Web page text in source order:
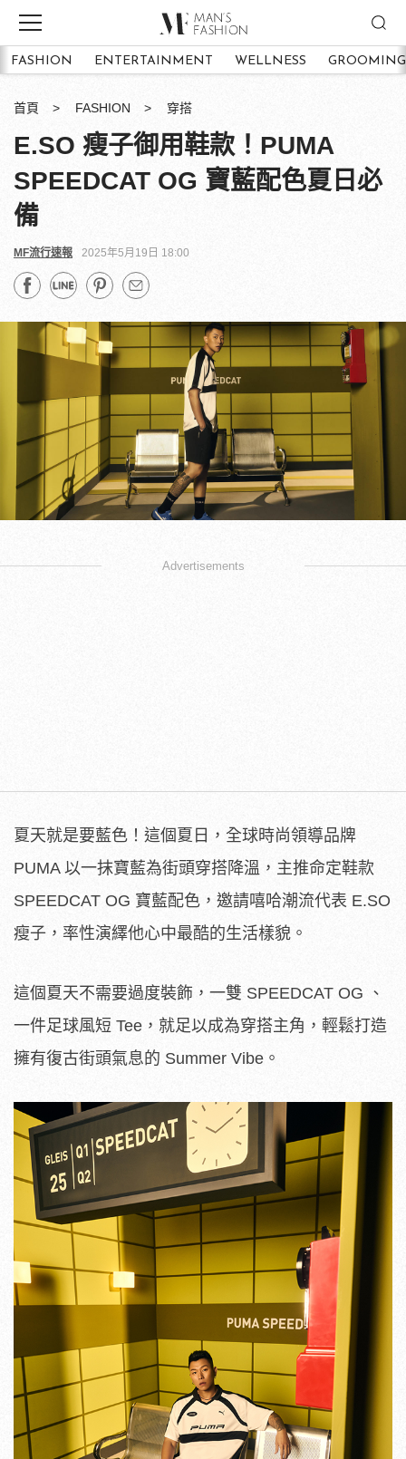
FASHION ENTERTAINMENT WELLNESS GROOMING
首頁 FASHION 穿搭
E.SO 瘦子御用鞋款！PUMA
SPEEDCAT OG 寶藍配色夏日必
備
MF流行速報 2025年5月19日 18:00
Advertisements
夏天就是要藍色！這個夏日，全球時尚領導品牌
PUMA 以一抹寶藍為街頭穿搭降溫，主推命定鞋款
SPEEDCAT OG 寶藍配色，邀請嘻哈潮流代表 E.SO
瘦子，率性演繹他心中最酷的生活樣貌。
這個夏天不需要過度裝飾，一雙 SPEEDCAT OG 、
一件足球風短 Tee，就足以成為穿搭主角，輕鬆打造
擁有復古街頭氣息的 Summer Vibe。